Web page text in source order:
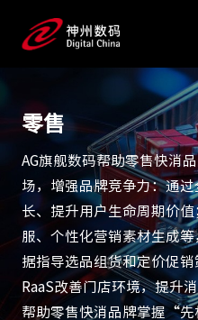
零售
AG旗舰数码帮助零售快消
场，增强品牌竞争力：通
长、提升用户生命周期价
服、个性化营销素材生成
据指导选品组货和定价促
RaaS改善门店环境，提升
帮助零售快消品牌掌握“先